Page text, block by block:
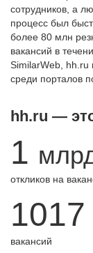
сотрудников, а
процесс был
более 80 млн
вакансий в
SimilarWeb, hh.ru
среди порталов
hh.ru —
1
откликов на
1017
вакансий